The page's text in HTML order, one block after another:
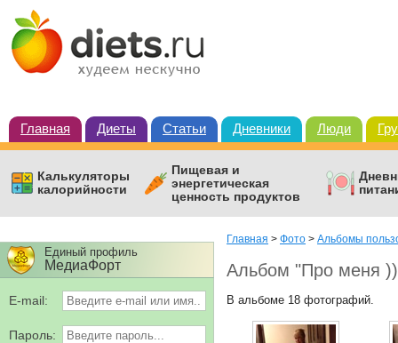
Главная Диеты Статьи Дневники Люди
Калькуляторы
калорийности
Пищевая и
энергетическая
ценность продуктов
Главная > Фото > Альбомы
Альбом "Про меня
В альбоме 18 фотографий.
Единый профиль
МедиаФорт
E-mail:
Пароль: